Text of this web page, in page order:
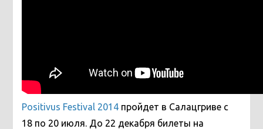
Positivus Festival 2014 пройдет в Салацгриве с
18 по 20 июля. До 22 декабря билеты на